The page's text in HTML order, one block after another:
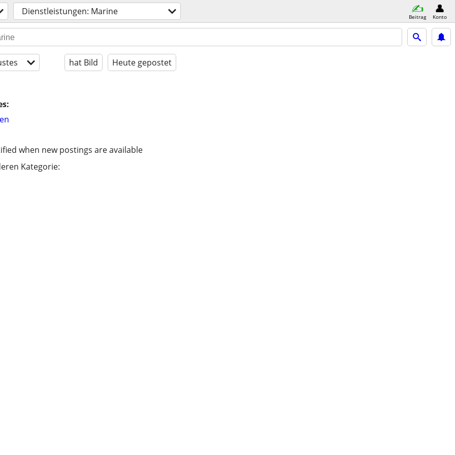
Dienstleistungen: Marine Beitrag Konto
hat Bild Heute gepostet
when new postings are available
Kategorie: